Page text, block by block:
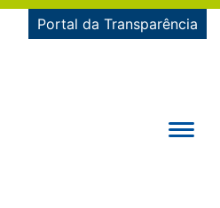
Portal da Transparência